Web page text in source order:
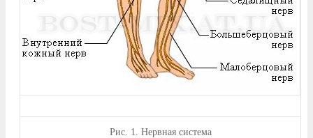
Рис. 1. Нервная система